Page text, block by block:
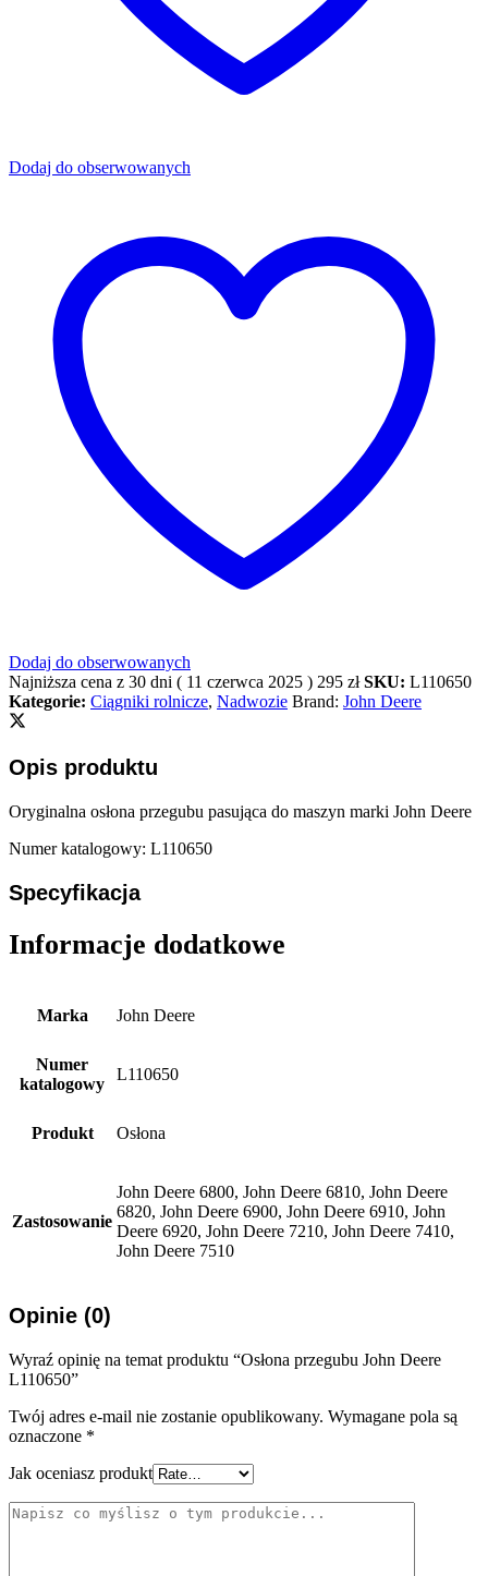
Dodaj do obserwowanych
Dodaj do obserwowanych
Najniższa cena z 30 dni ( 11 czerwca 2025 ) 295 zł SKU: L110650
Kategorie: Ciągniki rolnicze, Nadwozie Brand: John Deere
Opis produktu
Oryginalna osłona przegubu pasująca do maszyn marki John Deere
Numer katalogowy: L110650
Specyfikacja
Informacje dodatkowe
Marka John Deere
Numer
katalogowy
L110650
Produkt Osłona
Zastosowanie
John Deere 6800, John Deere 6810, John Deere
6820, John Deere 6900, John Deere 6910, John
Deere 6920, John Deere 7210, John Deere 7410,
John Deere 7510
Opinie (0)
Wyraź opinię na temat produktu “Osłona przegubu John Deere
L110650”
Twój adres e-mail nie zostanie opublikowany. Wymagane pola są
oznaczone *
Jak oceniasz produkt